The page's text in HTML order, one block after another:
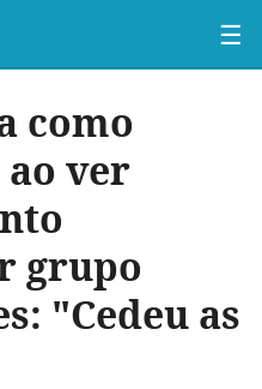
☰
como
ver
grupo
"Cedeu as